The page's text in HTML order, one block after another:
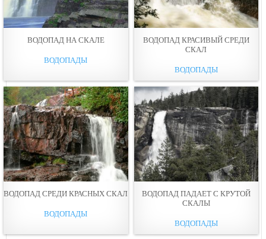
ВОДОПАД НА СКАЛЕ
ВОДОПАДЫ
ВОДОПАД КРАСИВЫЙ СРЕДИ
СКАЛ
ВОДОПАДЫ
ВОДОПАД СРЕДИ КРАСНЫХ СКАЛ
ВОДОПАДЫ
ВОДОПАД ПАДАЕТ С КРУТОЙ
СКАЛЫ
ВОДОПАДЫ